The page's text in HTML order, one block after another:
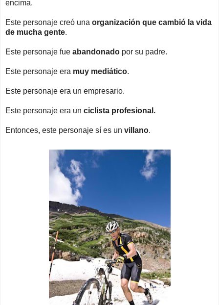
encima.
Este personaje creó una organización que cambió la vida
de mucha gente.
Este personaje fue abandonado por su padre.
Este personaje era muy mediático.
Este personaje era un empresario.
Este personaje era un ciclista profesional.
Entonces, este personaje sí es un villano.